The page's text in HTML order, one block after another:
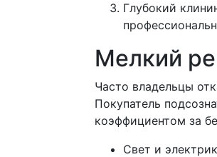
Глубокий
Мелкий
Часто владельцы
Покупатель
коэффициентом за
Свет и